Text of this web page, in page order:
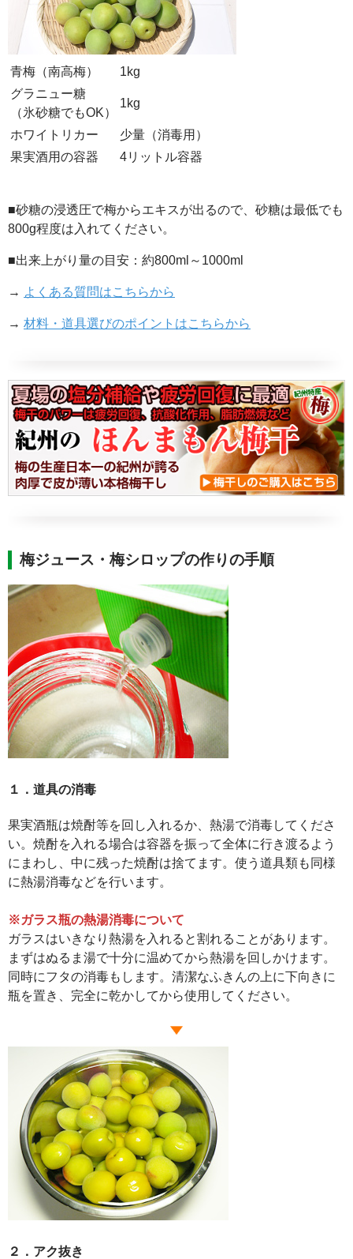
青梅（南高梅）
1kg
グラニュー糖
（氷砂糖でもOK）
1kg
ホワイトリカー
少量（消毒用）
果実酒用の容器
4リットル容器
■砂糖の浸透圧で梅からエキスが出るので、砂糖は最低でも
800g程度は入れてください。
■出来上がり量の目安：約800ml～1000ml
→ よくある質問はこちらから
→ 材料・道具選びのポイントはこちらから
梅ジュース・梅シロップの作りの手順
１．道具の消毒
果実酒瓶は焼酎等を回し入れるか、熱湯で消毒してくださ
い。焼酎を入れる場合は容器を振って全体に行き渡るよう
にまわし、中に残った焼酎は捨てます。使う道具類も同様
に熱湯消毒などを行います。
※ガラス瓶の熱湯消毒について
ガラスはいきなり熱湯を入れると割れることがあります。
まずはぬるま湯で十分に温めてから熱湯を回しかけます。
同時にフタの消毒もします。清潔なふきんの上に下向きに
瓶を置き、完全に乾かしてから使用してください。
２．アク抜き